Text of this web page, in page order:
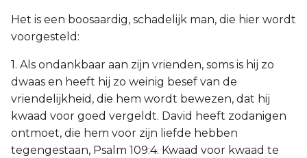
Het is een boosaardig, schadelijk man, die hier wordt
voorgesteld:
1. Als ondankbaar aan zijn vrienden, soms is hij zo
dwaas en heeft hij zo weinig besef van de
vriendelijkheid, die hem wordt bewezen, dat hij
kwaad voor goed vergeldt. David heeft zodanigen
ontmoet, die hem voor zijn liefde hebben
tegengestaan, Psalm 109:4. Kwaad voor kwaad te